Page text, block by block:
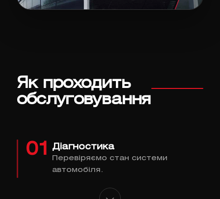
Як проходить
обслуговування
01 Діагностика
Перевіряємо стан системи
автомобіля.